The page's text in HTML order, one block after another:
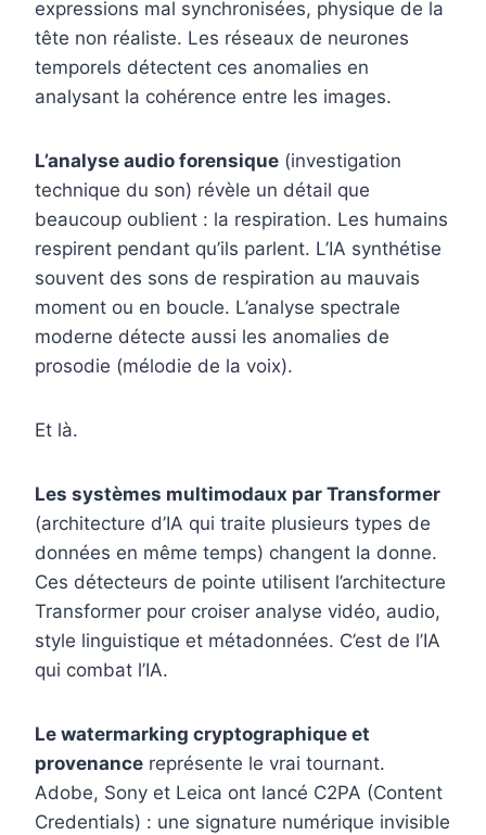
expressions mal synchronisées, physique de la
tête non réaliste. Les réseaux de neurones
temporels détectent ces anomalies en
analysant la cohérence entre les images.
L’analyse audio forensique (investigation
technique du son) révèle un détail que
beaucoup oublient : la respiration. Les humains
respirent pendant qu’ils parlent. L’IA synthétise
souvent des sons de respiration au mauvais
moment ou en boucle. L’analyse spectrale
moderne détecte aussi les anomalies de
prosodie (mélodie de la voix).
Et là.
Les systèmes multimodaux par Transformer
(architecture d’IA qui traite plusieurs types de
données en même temps) changent la donne.
Ces détecteurs de pointe utilisent l’architecture
Transformer pour croiser analyse vidéo, audio,
style linguistique et métadonnées. C’est de l’IA
qui combat l’IA.
Le watermarking cryptographique et
provenance représente le vrai tournant.
Adobe, Sony et Leica ont lancé C2PA (Content
Credentials) : une signature numérique invisible